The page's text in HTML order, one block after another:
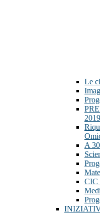
Le
2019
A
CIC